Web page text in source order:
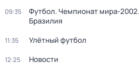
09:35
Футбол. Чемпионат мира-
Бразилия
11:35 Улётный футбол
12:25 Новости